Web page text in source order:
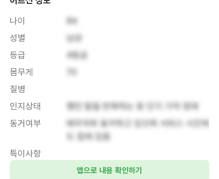
나이
84
성별
남성
등급
4등급
몸무게
질병
인지상태
했던 말을 반복하는 등 단기 기억 장애
동거여부
배우자와 동거하고 있으며 서비스 시간에
도 집에 있음
특이사항
앱으로 내용 확인하기